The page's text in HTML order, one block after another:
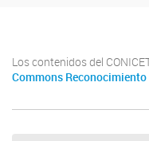
Los contenidos del
Commons